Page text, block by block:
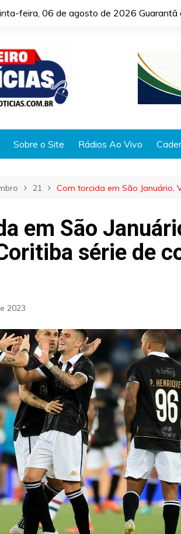
feira, 06 de agosto de 2026
Sobre o Site Rádios Ao Vivo
21 Com torcida em São Januário,
em São
série de
2023